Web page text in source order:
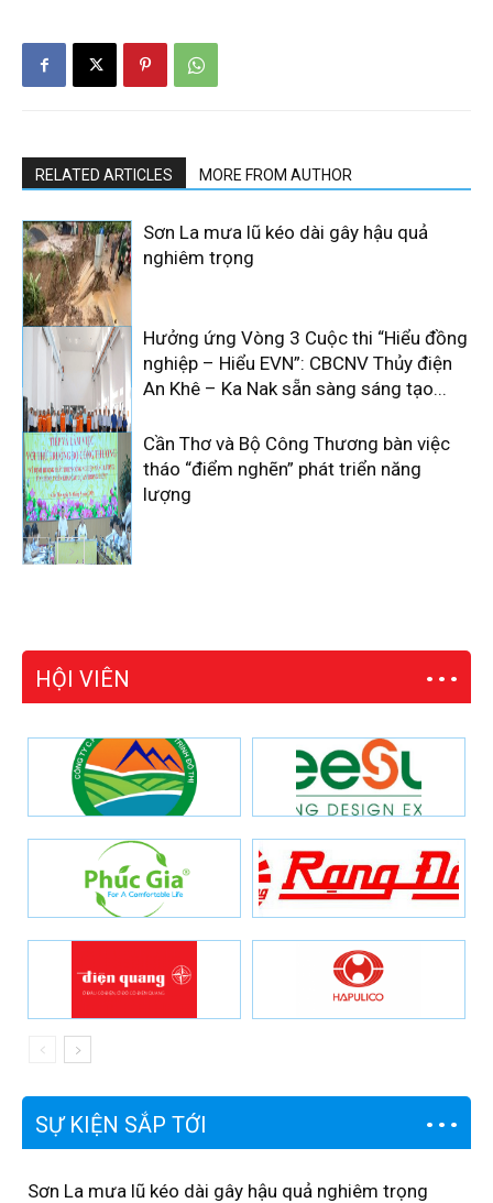
RELATED ARTICLES MORE FROM AUTHOR
Sơn La mưa lũ kéo dài gây hậu quả
nghiêm trọng
Hưởng ứng Vòng 3 Cuộc thi “Hiểu đồng
nghiệp – Hiểu EVN”: CBCNV Thủy điện
An Khê – Ka Nak sẵn sàng sáng tạo...
Cần Thơ và Bộ Công Thương bàn việc
tháo “điểm nghẽn” phát triển năng
lượng
HỘI VIÊN
SỰ KIỆN SẮP TỚI
Sơn La mưa lũ kéo dài gây hậu quả nghiêm trọng